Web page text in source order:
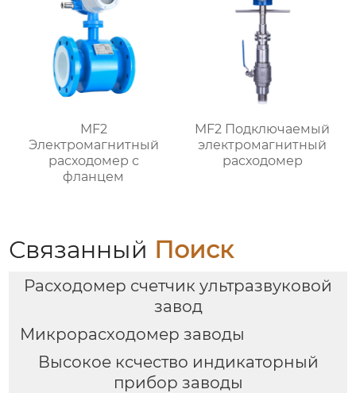
MF2
Электромагнитный
расходомер с
фланцем
MF2 Подключаемый
электромагнитный
расходомер
Связанный Поиск
Расходомер счетчик ультразвуковой
завод
Микрорасходомер заводы
Высокое ксчество индикаторный
прибор заводы